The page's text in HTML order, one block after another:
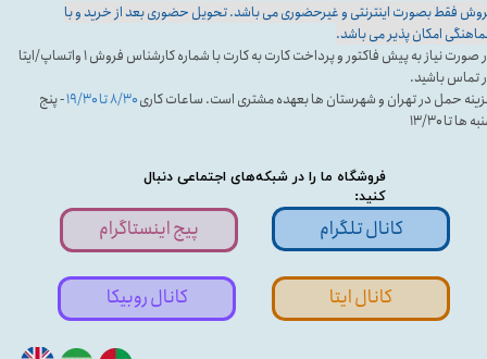
فروشگاه ما را در شبکه‌های اجتماعی دنبال
کنید:
فقط بصورت اینترنتی و غیرحضوری می باشد. تحویل حضوری بعد از خرید و با
امکان پذیر می باشد.
در صورت نیاز به پیش فاکتور و پرداخت کارت به کارت با شماره کارشناس فروش ۱ واتساپ/ایتا
تماس باشید.
حمل در تهران و شهرستان ها بعهده مشتری است. ساعات کاری۸/۳۰ تا ۱۹/۳۰
- پنج
ها تا ۱۳/۳۰
پیج اینستاگرام کانال تلگرام
کانال ایتا کانال روبیکا